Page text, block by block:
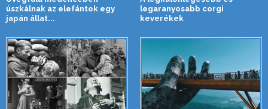
úszkálnak az elefántok egy
japán állat...
legaranyosabb corgi
keverékek